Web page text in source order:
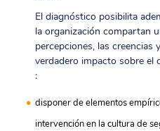
El diagnóstico posibilita
la organización compartan
percepciones, las creencias
verdadero impacto sobre el
:
disponer de elementos
intervención en la cultura de